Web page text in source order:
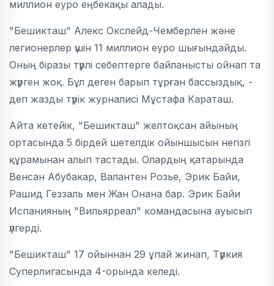
миллион еуро еңбекақы алады.
"Бешикташ" Алекс Окслейд-Чемберлен және
легионерлер үшін 11 миллион еуро шығындайды.
Оның біразы түрлі себептерге байланысты ойнап та
жүрген жоқ. Бұл деген барып тұрған бассыздық, -
деп жазды түрік журналисі Мұстафа Караташ.
Айта кетейік, "Бешикташ" желтоқсан айының
ортасында 5 бірдей шетелдік ойыншысын негізгі
құрамынан алып тастады. Олардың қатарында
Венсан Абубакар, Валантен Розье, Эрик Байи,
Рашид Геззаль мен Жан Онана бар. Эрик Байи
Испанияның "Вильярреал" командасына ауысып
үлгерді.
"Бешикташ" 17 ойыннан 29 ұпай жинап, Түркия
Суперлигасында 4-орында келеді.